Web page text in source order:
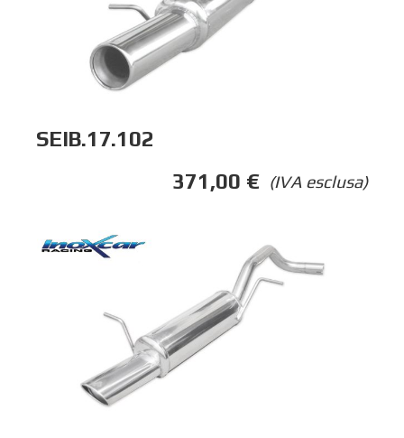
SEIB.17.102
(IVA esclusa)
371,00 €